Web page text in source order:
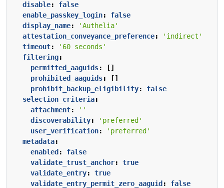
disable:
false
enable_passkey_login:
false
display_name:
'Authelia'
attestation_conveyance_preference:
'indirect'
timeout:
'60 seconds'
filtering:
permitted_aaguids:
[]
prohibited_aaguids:
[]
prohibit_backup_eligibility:
false
selection_criteria:
attachment:
''
discoverability:
'preferred'
user_verification:
'preferred'
metadata:
enabled :
false
validate_trust_anchor:
true
validate_entry:
true
validate_entry_permit_zero_aaguid :
false